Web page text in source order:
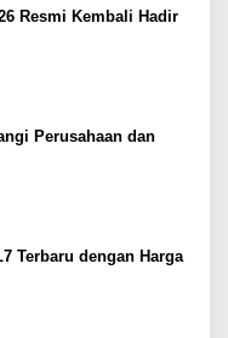
Resmi Kembali Hadir
Perusahaan dan
Terbaru dengan Harga